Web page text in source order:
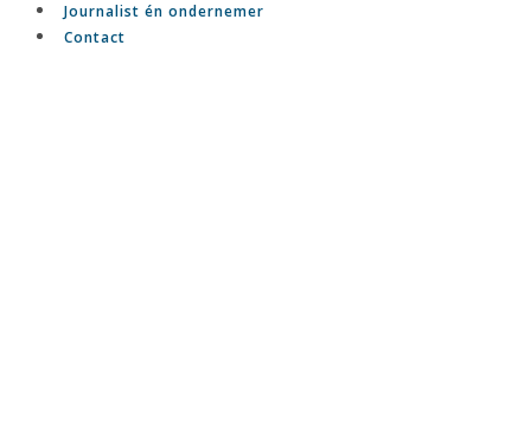
Journalist én ondernemer
Contact